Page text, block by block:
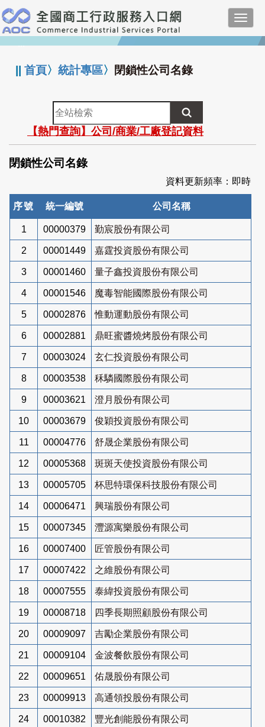
跳
到
主
要
:::
||首頁〉統計專區〉 閉鎖性公司名錄
全
站
檢
索
【熱門查詢】公司/商業/工廠登記資料
閉鎖性公司名錄
資料更新頻率：即時
序號 統一編號 公司名稱
1 00000379 勤宸股份有限公司
2 00001449 嘉霆投資股份有限公司
3 00001460 量子鑫投資股份有限公司
4 00001546 魔毒智能國際股份有限公司
5 00002876 惟動運動股份有限公司
6 00002881 鼎旺蜜醬燒烤股份有限公司
7 00003024 玄仁投資股份有限公司
8 00003538 秝驎國際股份有限公司
9 00003621 澄月股份有限公司
10 00003679 俊穎投資股份有限公司
11 00004776 舒晟企業股份有限公司
12 00005368 斑斑天使投資股份有限公司
13 00005705 杯思特環保科技股份有限公司
14 00006471 興瑞股份有限公司
15 00007345 灃源寓樂股份有限公司
16 00007400 匠管股份有限公司
17 00007422 之維股份有限公司
18 00007555 泰緯投資股份有限公司
19 00008718 四季長期照顧股份有限公司
20 00009097 吉勵企業股份有限公司
21 00009104 金波餐飲股份有限公司
22 00009651 佑晟股份有限公司
23 00009913 高通領投股份有限公司
24 00010382 豐光創能股份有限公司